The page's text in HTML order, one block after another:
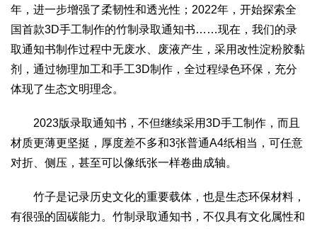
年，进一步增强了柔韧性和透光性；2022年，开始探索全
国首款3D手工制作的竹制录取通知书……现在，我们的录
取通知书制作过程中无废水、废液产生，采用改性淀粉胶黏
剂，通过物理加工和手工3D制作，全过程绿色环保，充分
体现了生态文明理念。
2023版录取通知书，不但继续采用3D手工制作，而且
材质更薄更坚挺，厚度差不多和3张普通A4纸相当，可任意
对折、侧压，甚至可以像纸张一样卷曲成轴。
竹子是记录历史文化的重要载体，也是生态环保材料，
有很强的固碳能力。竹制录取通知书，不仅具有文化属性和